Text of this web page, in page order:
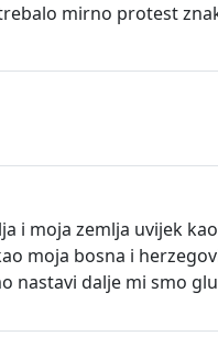
mirno protest
i moja zemlja uvijek
moja bosna i
nastavi dalje mi smo